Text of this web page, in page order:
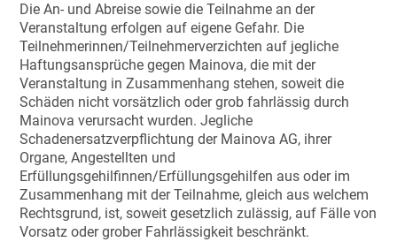
Die An- und Abreise sowie die Teilnahme an der
Veranstaltung erfolgen auf eigene Gefahr. Die
Teilnehmerinnen/Teilnehmerverzichten auf jegliche
Haftungsansprüche gegen Mainova, die mit der
Veranstaltung in Zusammenhang stehen, soweit die
Schäden nicht vorsätzlich oder grob fahrlässig durch
Mainova verursacht wurden. Jegliche
Schadenersatzverpflichtung der Mainova AG, ihrer
Organe, Angestellten und
Erfüllungsgehilfinnen/Erfüllungsgehilfen aus oder im
Zusammenhang mit der Teilnahme, gleich aus welchem
Rechtsgrund, ist, soweit gesetzlich zulässig, auf Fälle von
Vorsatz oder grober Fahrlässigkeit beschränkt.